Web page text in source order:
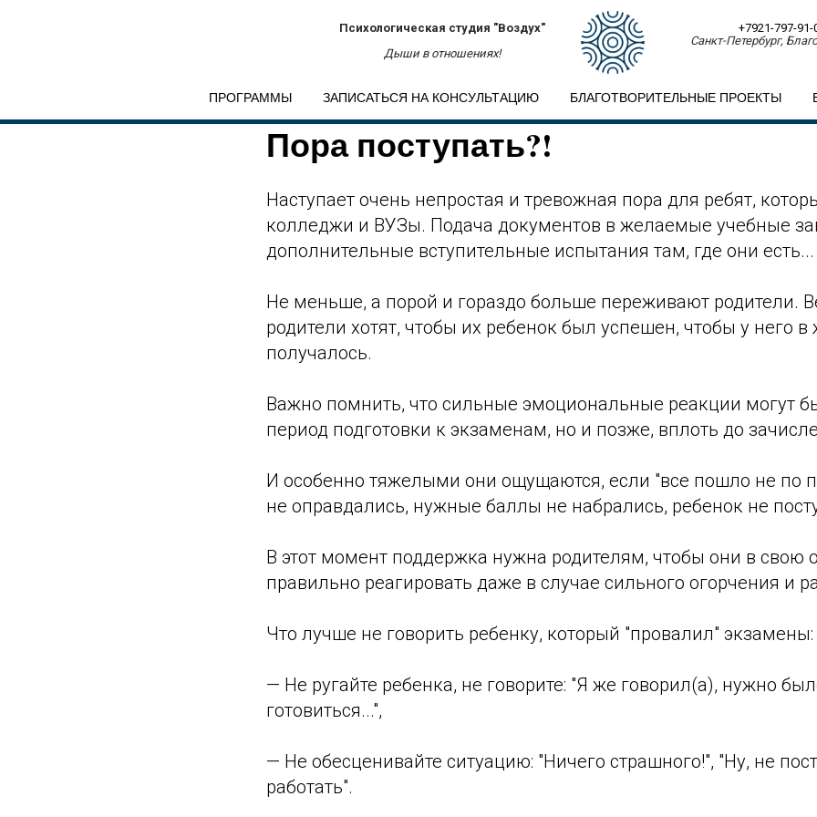
Психологическая студия "Воздух"
Дыши в отношениях!
+7921-797-91-
Санкт-Петербург,
ПРОГРАММЫ ЗАПИСАТЬСЯ НА КОНСУЛЬТАЦИЮ БЛАГОТВОРИТЕЛЬНЫЕ ПРОЕКТЫ
Пора поступать?!
Наступает очень непростая и тревожная пора для ребят,
колледжи и ВУЗы. Подача документов в желаемые учебные
дополнительные вступительные испытания там, где они есть...
Не меньше, а порой и гораздо больше переживают родители.
родители хотят, чтобы их ребенок был успешен, чтобы у него в
получалось.
Важно помнить, что сильные эмоциональные реакции могут
период подготовки к экзаменам, но и позже, вплоть до
И особенно тяжелыми они ощущаются, если "все пошло не по
не оправдались, нужные баллы не набрались, ребенок не
В этот момент поддержка нужна родителям, чтобы они в свою
правильно реагировать даже в случае сильного огорчения и
Что лучше не говорить ребенку, который "провалил" экзамены:
— Не ругайте ребенка, не говорите: "Я же говорил(а), нужно
готовиться...",
— Не обесценивайте ситуацию: "Ничего страшного!", "Ну, не
работать".